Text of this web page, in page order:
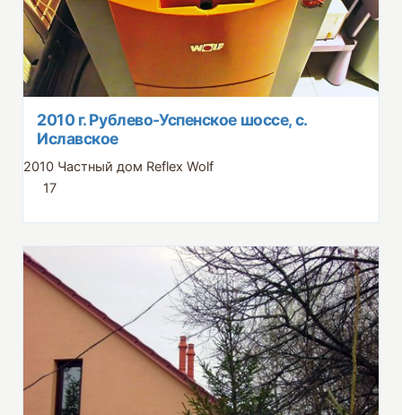
2010 г. Рублево-Успенское шоссе, с.
Иславское
2010 Частный дом Reflex Wolf
17